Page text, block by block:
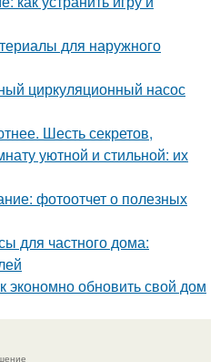
для наружного
циркуляционный насос
Шесть секретов,
уютной и стильной: их
фотоотчет о полезных
для частного дома:
экономно обновить свой дом